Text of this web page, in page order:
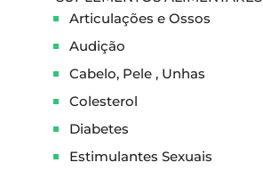
Articulações e Ossos
Audição
Cabelo, Pele , Unhas
Colesterol
Diabetes
Estimulantes Sexuais